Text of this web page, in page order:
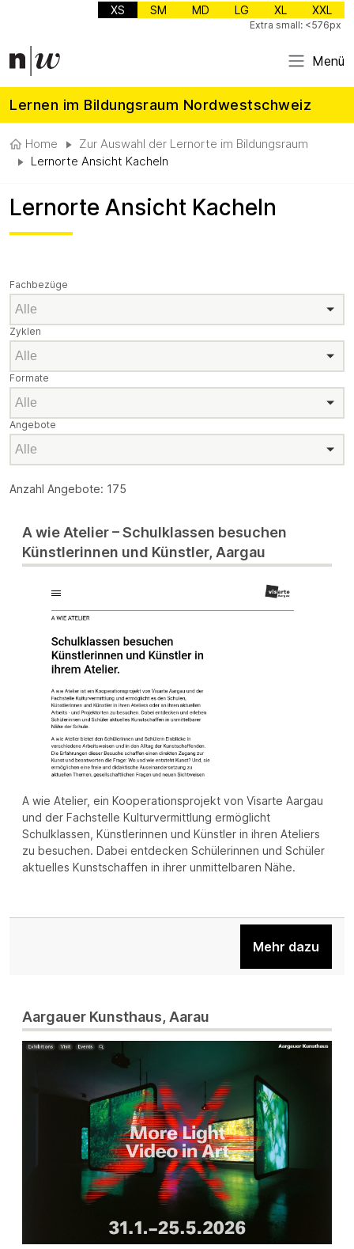
XS SM MD LG XL XXL
Extra small: <576px
Menü
Lernen im Bildungsraum Nordwestschweiz
Home
Zur Auswahl der Lernorte im Bildungsraum
Lernorte Ansicht Kacheln
Lernorte Ansicht Kacheln
Fachbezüge
Fachbezüge
Zyklen
Zyklen
Formate
Formate
Angebote
Angebote
Anzahl Angebote: 175
A wie Atelier – Schulklassen besuchen
Künstlerinnen und Künstler, Aargau
A wie Atelier, ein Kooperationsprojekt von Visarte Aargau
und der Fachstelle Kulturvermittlung ermöglicht
Schulklassen, Künstlerinnen und Künstler in ihren Ateliers
zu besuchen. Dabei entdecken Schülerinnen und Schüler
aktuelles Kunstschaffen in ihrer unmittelbaren Nähe.
Mehr dazu
Aargauer Kunsthaus, Aarau